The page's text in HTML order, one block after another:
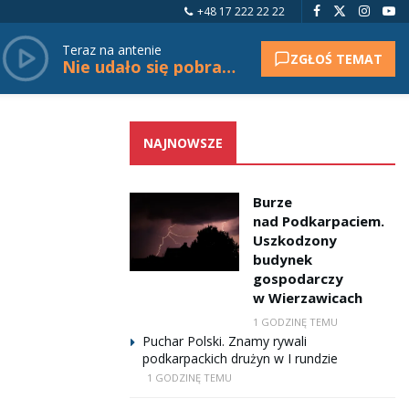
+48 17 222 22 22
Teraz na antenie
Nie udało się pobrać tytułu. ZGŁOŚ TEMAT
NAJNOWSZE
Burze
nad Podkarpaciem.
Uszkodzony
budynek
gospodarczy
w Wierzawicach
1 GODZINĘ TEMU
Puchar Polski. Znamy rywali
podkarpackich drużyn w I rundzie
1 GODZINĘ TEMU